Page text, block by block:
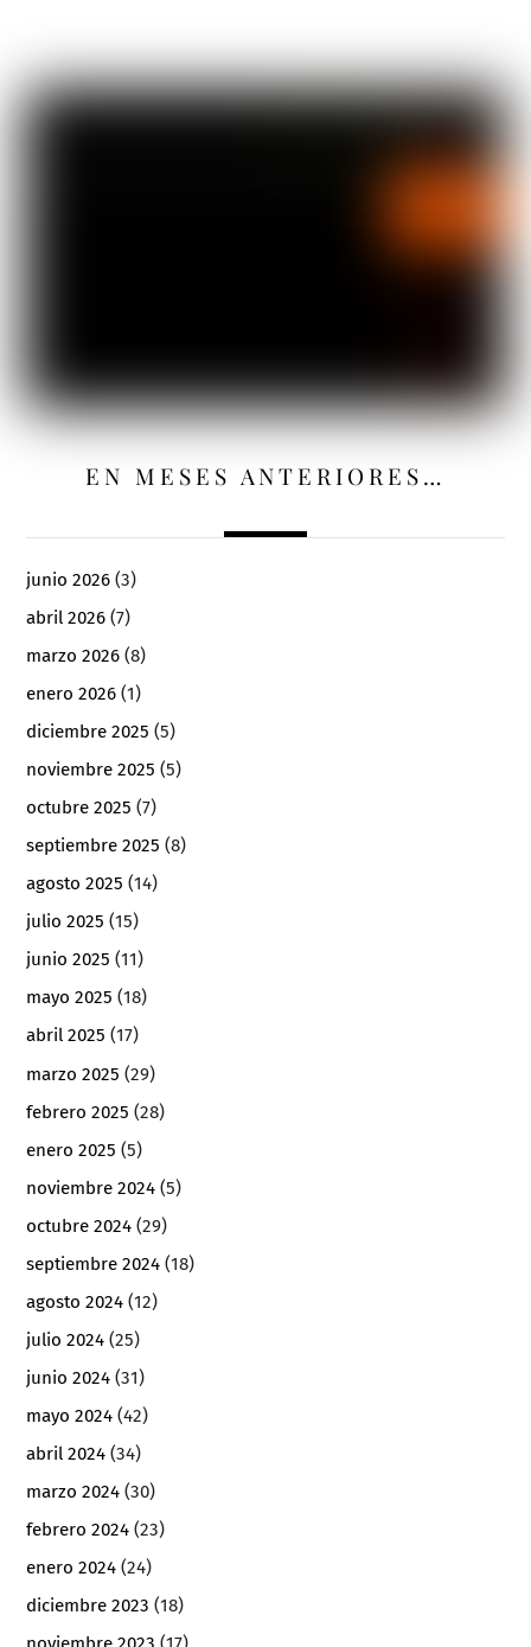
EN MESES ANTERIORES…
junio 2026 (3)
abril 2026 (7)
marzo 2026 (8)
enero 2026 (1)
diciembre 2025 (5)
noviembre 2025 (5)
octubre 2025 (7)
septiembre 2025 (8)
agosto 2025 (14)
julio 2025 (15)
junio 2025 (11)
mayo 2025 (18)
abril 2025 (17)
marzo 2025 (29)
febrero 2025 (28)
enero 2025 (5)
noviembre 2024 (5)
octubre 2024 (29)
septiembre 2024 (18)
agosto 2024 (12)
julio 2024 (25)
junio 2024 (31)
mayo 2024 (42)
abril 2024 (34)
marzo 2024 (30)
febrero 2024 (23)
enero 2024 (24)
diciembre 2023 (18)